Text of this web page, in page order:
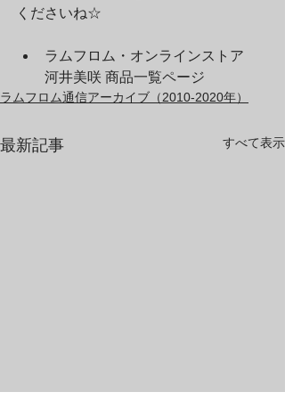
くださいね☆
ラムフロム・オンラインストア
河井美咲 商品一覧ページ
ラムフロム通信アーカイブ（2010-2020年）
最新記事 すべて表示